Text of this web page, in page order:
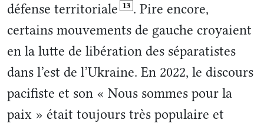
défense territoriale 13 . Pire encore,
certains mouvements de gauche croyaient
en la lutte de libération des séparatistes
dans l’est de l’Ukraine. En 2022, le discours
pacifiste et son « Nous sommes pour la
paix » était toujours très populaire et